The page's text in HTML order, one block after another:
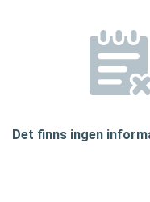
Det finns ingen